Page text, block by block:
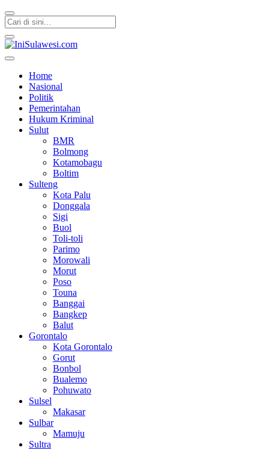
Home
Nasional
Politik
Pemerintahan
Hukum Kriminal
Sulut
BMR
Bolmong
Kotamobagu
Boltim
Sulteng
Kota Palu
Donggala
Sigi
Buol
Toli-toli
Parimo
Morowali
Morut
Poso
Touna
Banggai
Bangkep
Balut
Gorontalo
Kota Gorontalo
Gorut
Bonbol
Bualemo
Pohuwato
Sulsel
Makasar
Sulbar
Mamuju
Sultra